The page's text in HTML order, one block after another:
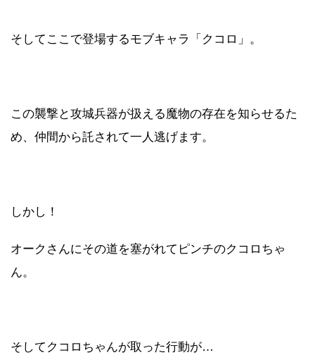
そしてここで登場するモブキャラ「クコロ」。
この襲撃と攻城兵器が扱える魔物の存在を知らせるた
め、仲間から託されて一人逃げます。
しかし！
オークさんにその道を塞がれてピンチのクコロちゃ
ん。
そしてクコロちゃんが取った行動が…